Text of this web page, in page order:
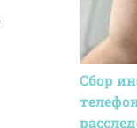
Сбор